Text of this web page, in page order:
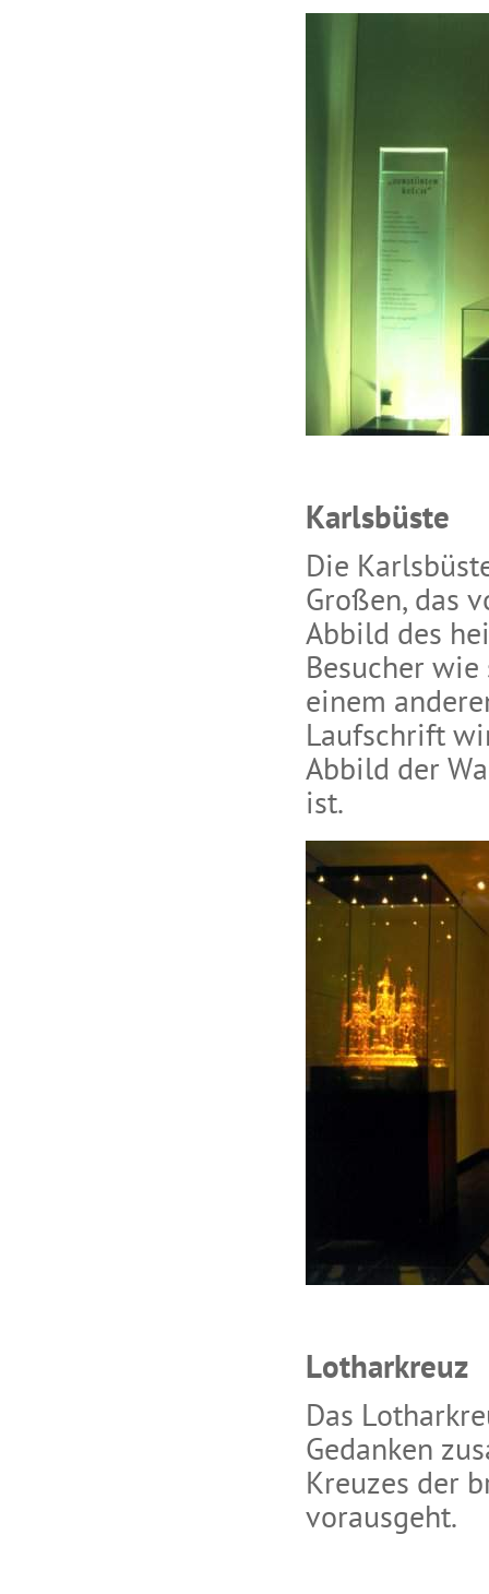
Karlsbüste
Die
Großen, das
Abbild des
Besucher
einem
Laufschrift
Abbild der
ist.
Lotharkreuz
Das
Gedanken
Kreuzes der
vorausgeht.